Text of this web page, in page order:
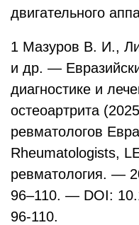
двигательного
1 Мазуров В. И.,
и др. —
диагностике и
остеоартрита
ревматологов
Rheumatologists,
ревматология. —
96–110. — DOI:
96-110.